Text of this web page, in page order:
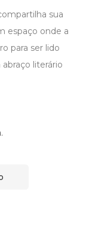
sua
espaço onde a
para ser lido
literário